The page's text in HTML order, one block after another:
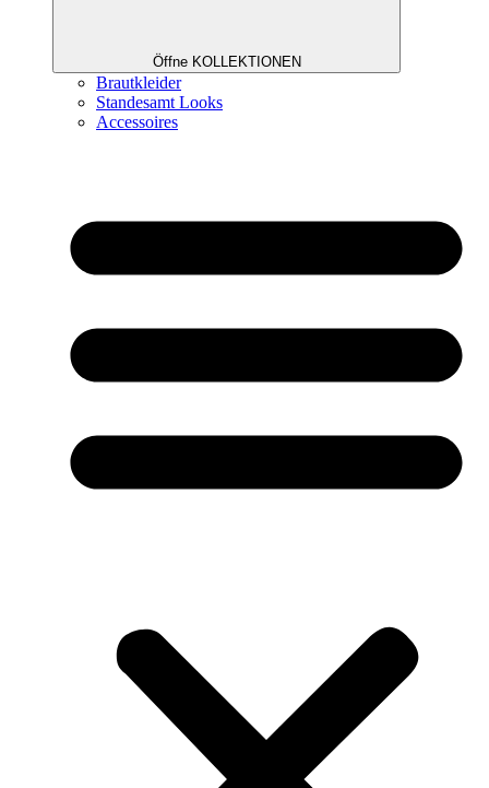
Öffne KOLLEKTIONEN
Brautkleider
Standesamt Looks
Accessoires